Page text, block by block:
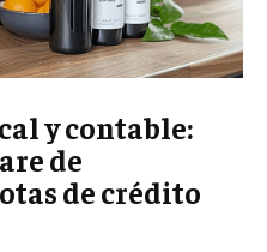
y contable:
de
de crédito